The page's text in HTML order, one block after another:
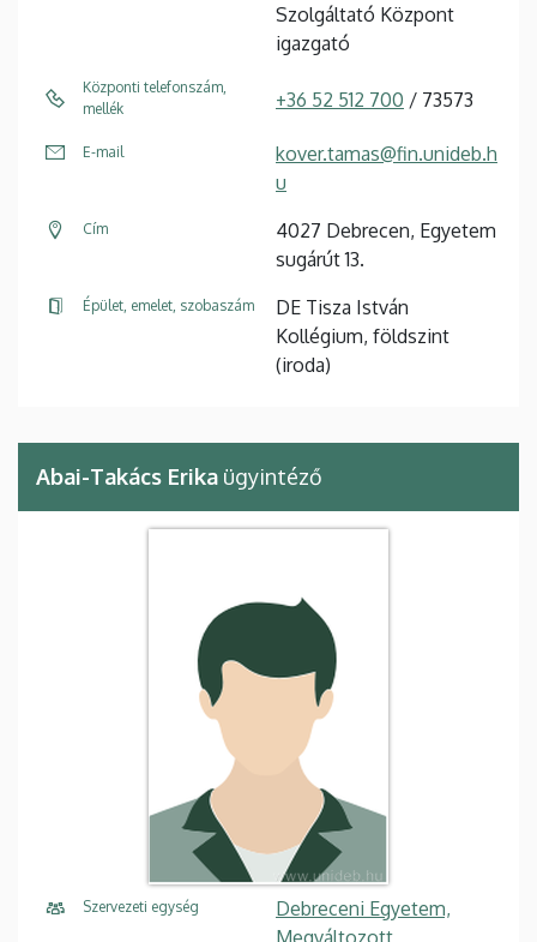
Szolgáltató Központ
igazgató
Központi telefonszám,
mellék
+36 52 512 700 / 73573
E-mail
kover.tamas@fin.unideb.h
u
Cím
4027 Debrecen, Egyetem
sugárút 13.
Épület, emelet, szobaszám
DE Tisza István
Kollégium, földszint
(iroda)
Abai-Takács Erika ügyintéző
Szervezeti egység
Debreceni Egyetem,